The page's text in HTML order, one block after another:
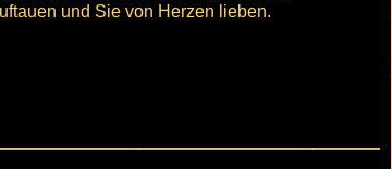
und Sie von Herzen lieben.